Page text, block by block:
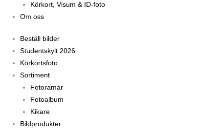
Körkort, Visum & ID-foto
Om oss
Beställ bilder
Studentskylt 2026
Körkortsfoto
Sortiment
Fotoramar
Fotoalbum
Kikare
Bildprodukter